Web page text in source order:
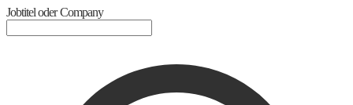
Jobtitel oder Company